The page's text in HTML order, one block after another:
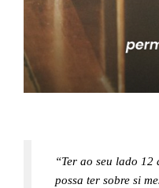
“Ter ao seu lado 12
possa ter sobre si